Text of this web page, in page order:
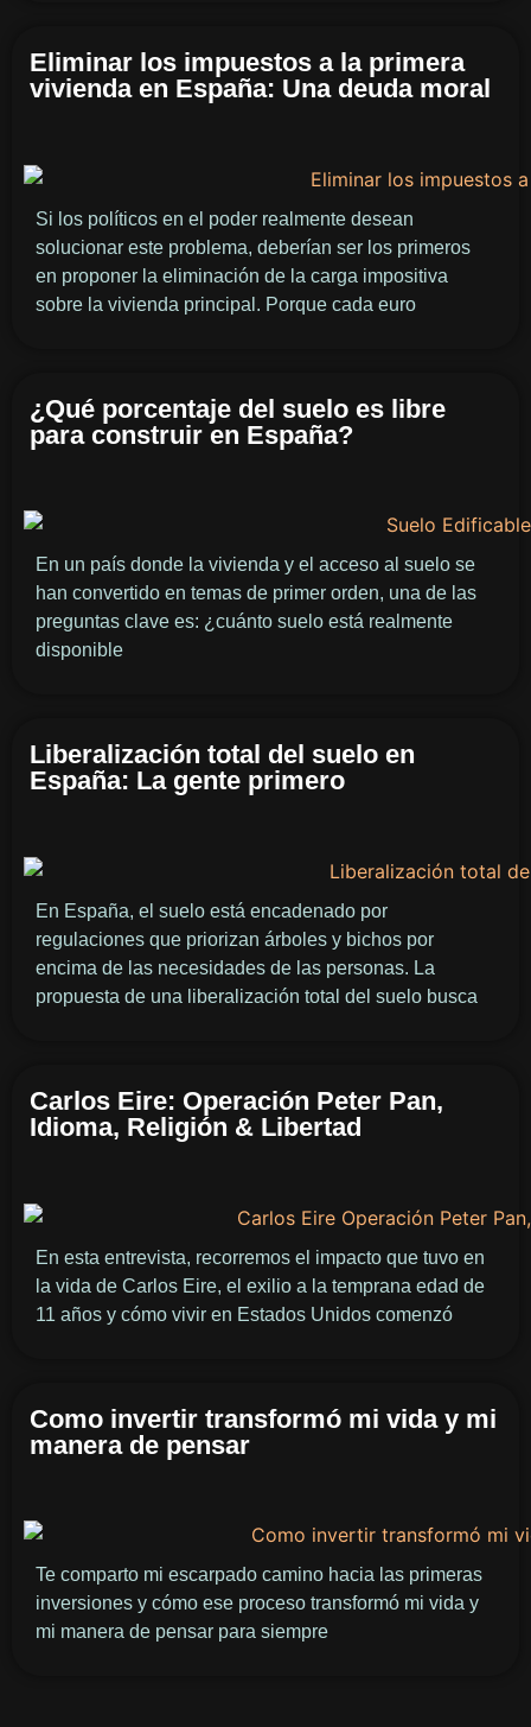
Eliminar los impuestos a la primera
vivienda en España: Una deuda moral
Si los políticos en el poder realmente desean
solucionar este problema, deberían ser los primeros
en proponer la eliminación de la carga impositiva
sobre la vivienda principal. Porque cada euro
¿Qué porcentaje del suelo es libre
para construir en España?
En un país donde la vivienda y el acceso al suelo se
han convertido en temas de primer orden, una de las
preguntas clave es: ¿cuánto suelo está realmente
disponible
Liberalización total del suelo en
España: La gente primero
En España, el suelo está encadenado por
regulaciones que priorizan árboles y bichos por
encima de las necesidades de las personas. La
propuesta de una liberalización total del suelo busca
Carlos Eire: Operación Peter Pan,
Idioma, Religión & Libertad
En esta entrevista, recorremos el impacto que tuvo en
la vida de Carlos Eire, el exilio a la temprana edad de
11 años y cómo vivir en Estados Unidos comenzó
Como invertir transformó mi vida y mi
manera de pensar
Te comparto mi escarpado camino hacia las primeras
inversiones y cómo ese proceso transformó mi vida y
mi manera de pensar para siempre